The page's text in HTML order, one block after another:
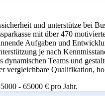
und unterstütze bei
mit über 470
Aufgaben und
je nach
dynamischen Teams und
vergleichbare Qualifikation,
- 65000 € pro Jahr.